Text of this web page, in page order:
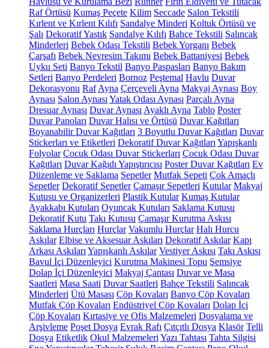
Raf Örtüsü Kumaş Peçete Kilim Seccade Salon Tekstili
Kırlent ve Kırlent Kılıfı Sandalye Minderi Koltuk Örtüsü ve
Şalı Dekoratif Yastık Sandalye Kılıfı Bahçe Tekstili Salıncak
Minderleri Bebek Odası Tekstili Bebek Yorganı Bebek
Çarşafı Bebek Nevresim Takımı Bebek Battaniyesi Bebek
Uyku Seti Banyo Tekstil Banyo Paspasları Banyo Bakım
Setleri Banyo Perdeleri Bornoz Peştemal Havlu Duvar
Dekorasyonu Raf Ayna Çerçeveli Ayna Makyaj Aynası Boy
Aynası Salon Aynası Yatak Odası Aynası Parçalı Ayna
Dresuar Aynası Duvar Aynası Ayaklı Ayna Tablo Poster
Duvar Panoları Duvar Halısı ve Örtüsü Duvar Kağıtları
Boyanabilir Duvar Kağıtları 3 Boyutlu Duvar Kağıtları Duvar
Stickerları ve Etiketleri Dekoratif Duvar Kağıtları Yapışkanlı
Folyolar Çocuk Odası Duvar Stickerları Çocuk Odası Duvar
Kağıtları Duvar Kağıdı Yapıştırıcısı Poster Duvar Kağıtları Ev
Düzenleme ve Saklama Sepetler Mutfak Sepeti Çok Amaçlı
Sepetler Dekoratif Sepetler Çamaşır Sepetleri Kutular Makyaj
Kutusu ve Organizerleri Plastik Kutular Kumaş Kutular
Ayakkabı Kutuları Oyuncak Kutuları Saklama Kutusu
Dekoratif Kutu Takı Kutusu Çamaşır Kurutma Askısı
Saklama Hurçları Hurçlar Vakumlu Hurçlar Halı Hurcu
Askılar Elbise ve Aksesuar Askıları Dekoratif Askılar Kapı
Arkası Askıları Yapışkanlı Askılar Vestiyer Askısı Takı Askısı
Bavul İçi Düzenleyici Kurutma Makinesi Topu Şemsiye
Dolap İçi Düzenleyici Makyaj Çantası Duvar ve Masa
Saatleri Masa Saati Duvar Saatleri Bahçe Tekstili Salıncak
Minderleri Ütü Masası Çöp Kovaları Banyo Çöp Kovaları
Mutfak Çöp Kovaları Endüstriyel Çöp Kovaları Dolap İçi
Çöp Kovaları Kırtasiye ve Ofis Malzemeleri Dosyalama ve
Arşivleme Poşet Dosya Evrak Rafı Çıtçıtlı Dosya Klasör Telli
Dosya Etiketlik Okul Malzemeleri Yazı Tahtası Tahta Silgisi